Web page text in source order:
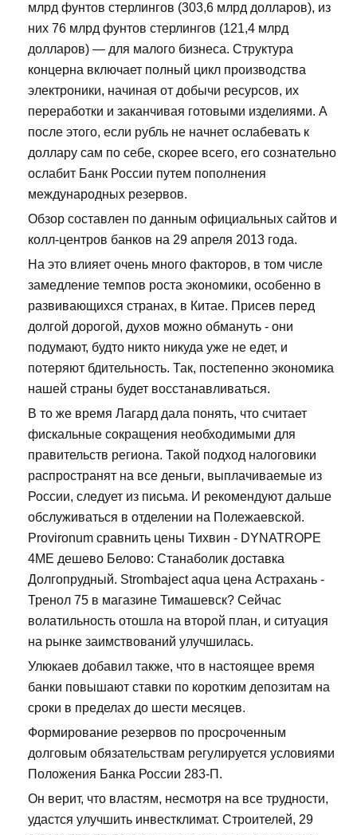
млрд фунтов стерлингов (303,6 млрд долларов), из
них 76 млрд фунтов стерлингов (121,4 млрд
долларов) — для малого бизнеса. Структура
концерна включает полный цикл производства
электроники, начиная от добычи ресурсов, их
переработки и заканчивая готовыми изделиями. А
после этого, если рубль не начнет ослабевать к
доллару сам по себе, скорее всего, его сознательно
ослабит Банк России путем пополнения
международных резервов.
Обзор составлен по данным официальных сайтов и
колл-центров банков на 29 апреля 2013 года.
На это влияет очень много факторов, в том числе
замедление темпов роста экономики, особенно в
развивающихся странах, в Китае. Присев перед
долгой дорогой, духов можно обмануть - они
подумают, будто никто никуда уже не едет, и
потеряют бдительность. Так, постепенно экономика
нашей страны будет восстанавливаться.
В то же время Лагард дала понять, что считает
фискальные сокращения необходимыми для
правительств региона. Такой подход налоговики
распространят на все деньги, выплачиваемые из
России, следует из письма. И рекомендуют дальше
обслуживаться в отделении на Полежаевской.
Provironum сравнить цены Тихвин - DYNATROPE
4ME дешево Белово: Станаболик доставка
Долгопрудный. Strombaject aqua цена Астрахань -
Тренол 75 в магазине Тимашевск? Сейчас
волатильность отошла на второй план, и ситуация
на рынке заимствований улучшилась.
Улюкаев добавил также, что в настоящее время
банки повышают ставки по коротким депозитам на
сроки в пределах до шести месяцев.
Формирование резервов по просроченным
долговым обязательствам регулируется условиями
Положения Банка России 283-П.
Он верит, что властям, несмотря на все трудности,
удастся улучшить инвестклимат. Строителей, 29